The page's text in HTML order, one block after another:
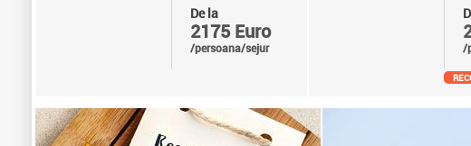
De la
2175 Euro
/persoana/sejur /